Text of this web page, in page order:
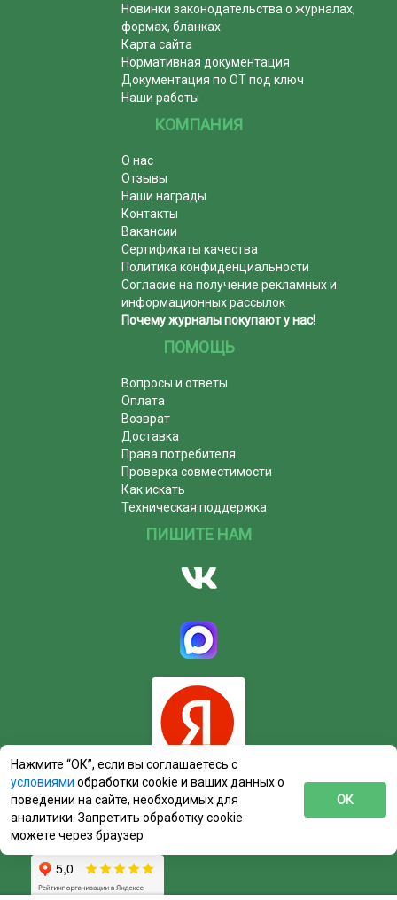
Новинки законодательства о журналах,
формах, бланках
Карта сайта
Нормативная документация
Документация по ОТ под ключ
Наши работы
КОМПАНИЯ
О нас
Отзывы
Наши награды
Контакты
Вакансии
Сертификаты качества
Политика конфиденциальности
Согласие на получение рекламных и
информационных рассылок
Почему журналы покупают у нас!
ПОМОЩЬ
Вопросы и ответы
Оплата
Возврат
Доставка
Права потребителя
Проверка совместимости
Как искать
Техническая поддержка
ПИШИТЕ НАМ
Нажмите “ОК”, если вы соглашаетесь с
условиями обработки cookie и ваших данных о
поведении на сайте, необходимых для
аналитики. Запретить обработку cookie
можете через браузер
ОК